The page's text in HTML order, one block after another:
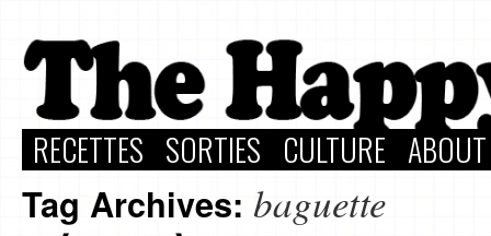
RECETTES SORTIES CULTURE
Tag Archives: baguette